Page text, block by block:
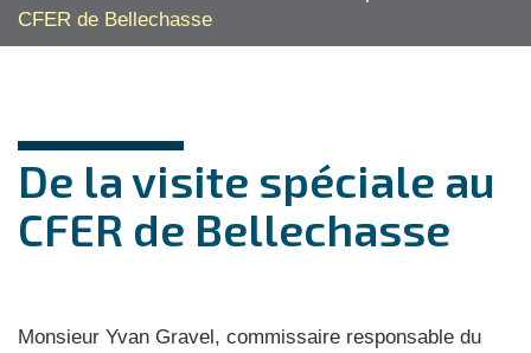
CFER de Bellechasse
De la visite spéciale au
CFER de Bellechasse
Monsieur Yvan Gravel, commissaire responsable du